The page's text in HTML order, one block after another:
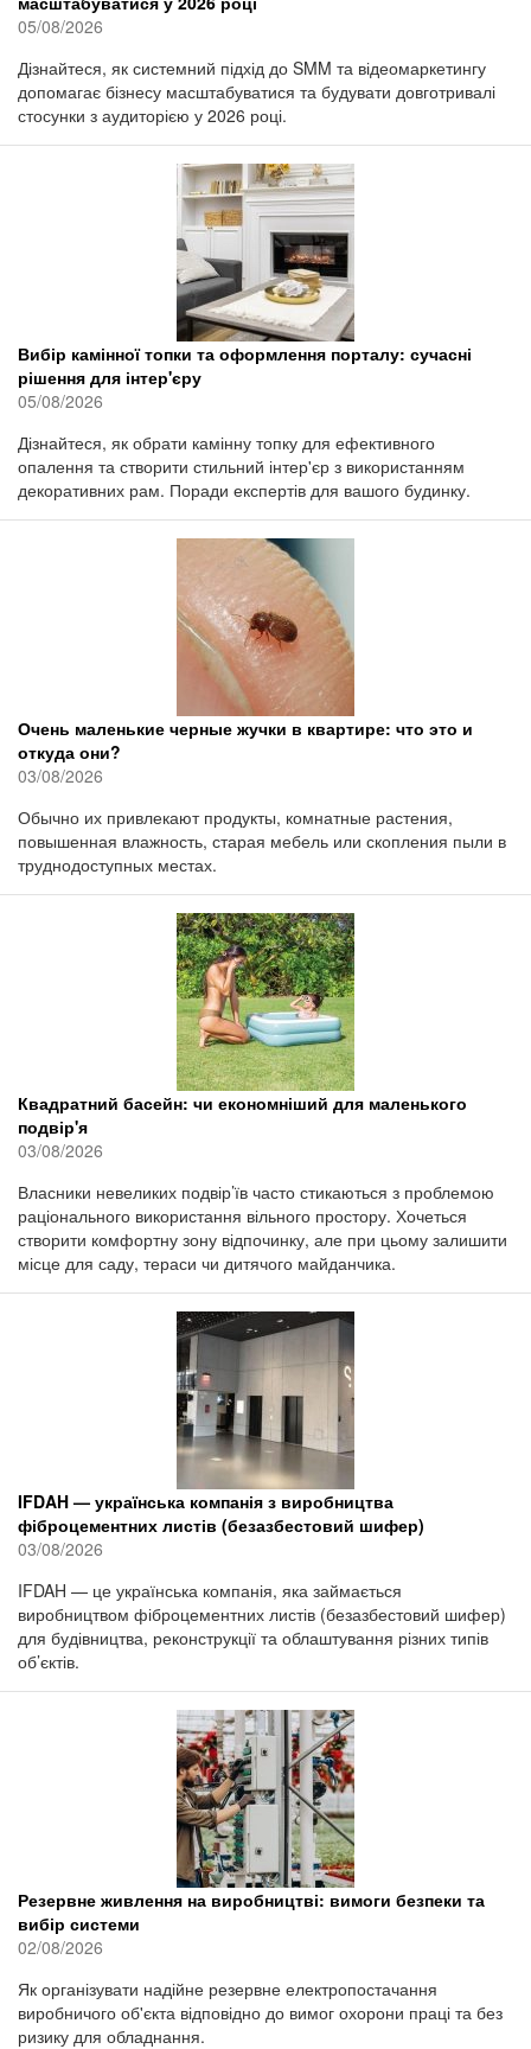
05/08/2026
Дізнайтеся, як системний підхід до SMM та відеомаркетингу
допомагає бізнесу масштабуватися та будувати довготривалі
стосунки з аудиторією у 2026 році.
Вибір камінної топки та оформлення порталу: сучасні
рішення для інтер'єру
05/08/2026
Дізнайтеся, як обрати камінну топку для ефективного
опалення та створити стильний інтер'єр з використанням
декоративних рам. Поради експертів для вашого будинку.
Очень маленькие черные жучки в квартире: что это и
откуда они?
03/08/2026
Обычно их привлекают продукты, комнатные растения,
повышенная влажность, старая мебель или скопления пыли в
труднодоступных местах.
Квадратний басейн: чи економніший для маленького
подвір'я
03/08/2026
Власники невеликих подвір’їв часто стикаються з проблемою
раціонального використання вільного простору. Хочеться
створити комфортну зону відпочинку, але при цьому залишити
місце для саду, тераси чи дитячого майданчика.
IFDAH — українська компанія з виробництва
фіброцементних листів (безазбестовий шифер)
03/08/2026
IFDAH — це українська компанія, яка займається
виробництвом фіброцементних листів (безазбестовий шифер)
для будівництва, реконструкції та облаштування різних типів
об’єктів.
Резервне живлення на виробництві: вимоги безпеки та
вибір системи
02/08/2026
Як організувати надійне резервне електропостачання
виробничого об'єкта відповідно до вимог охорони праці та без
ризику для обладнання.